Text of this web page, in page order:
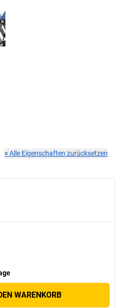
×Alle Eigenschaften zurücksetzen
WARENKORB